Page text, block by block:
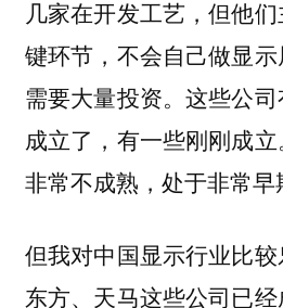
几家在开发工艺，但他
键环节，不会自己做显
需要大量投资。这些公
成立了，有一些刚刚成
非常不成熟，处于非常早
但我对中国显示行业比
东方、天马这些公司已